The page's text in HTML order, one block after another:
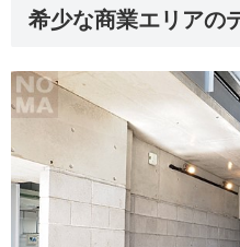
希少な商業エリアの